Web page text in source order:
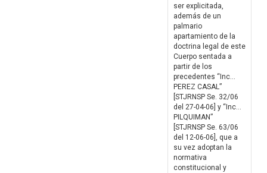
ser explicitada,
además de un
palmario
apartamiento de la
doctrina legal de este
Cuerpo sentada a
partir de los
precedentes “Inc…
PEREZ CASAL”
[STJRNSP Se. 32/06
del 27-04-06] y “Inc…
PILQUIMAN”
[STJRNSP Se. 63/06
del 12-06-06], que a
su vez adoptan la
normativa
constitucional y